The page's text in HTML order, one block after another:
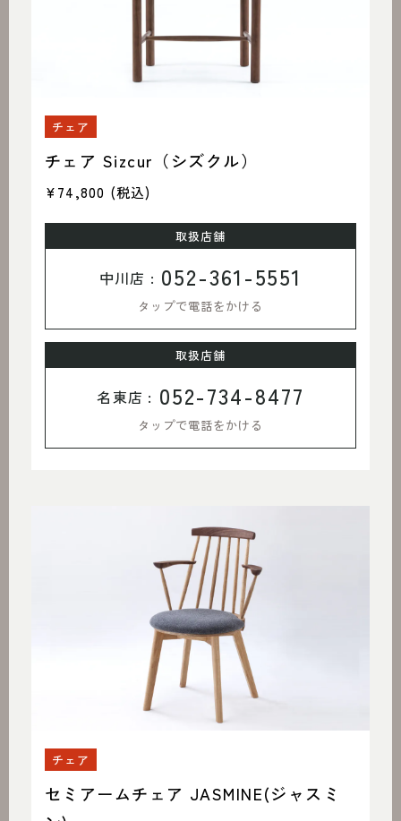
チェア
チェア Sizcur（シズクル）
¥74,800 (税込)
取扱店舗
中川店 : 052-361-5551
タップで電話をかける
取扱店舗
名東店 : 052-734-8477
タップで電話をかける
チェア
セミアームチェア JASMINE(ジャスミ